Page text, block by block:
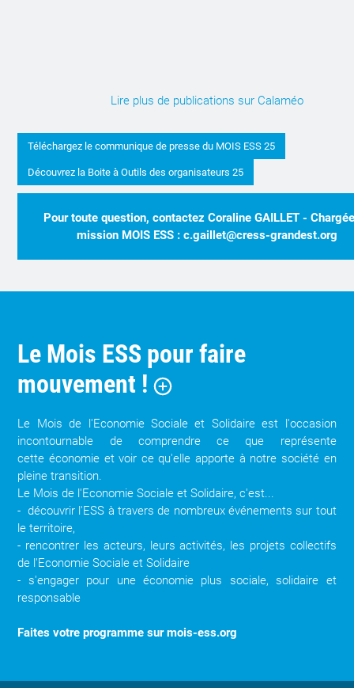
Lire plus de publications sur Calaméo
Téléchargez le communique de presse du MOIS ESS 25
Découvrez la Boite à Outils des organisateurs 25
Pour toute question, contactez Coraline GAILLET -
mission MOIS ESS : c.gaillet@cress-grandest.org
Le Mois ESS pour faire
mouvement !
Le Mois de l'Economie Sociale et Solidaire est l'occasion
incontournable de comprendre ce que représente
cette économie et voir ce qu'elle apporte à notre société en
pleine transition.
Le Mois de l'Economie Sociale et Solidaire, c'est...
- découvrir l'ESS à travers de nombreux événements sur tout
le territoire,
- rencontrer les acteurs, leurs activités, les projets collectifs
de l'Economie Sociale et Solidaire
- s'engager pour une économie plus sociale, solidaire et
responsable
Faites votre programme sur mois-ess.org